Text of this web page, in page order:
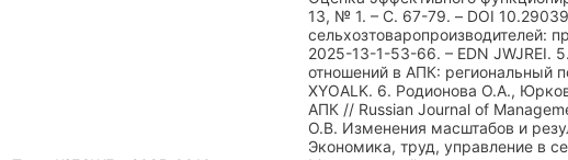
13, № 1. – С. 67-79. – DOI
сельхозтоваропроизводителей:
2025-13-1-53-66. – EDN JWJREI.
отношений в АПК: региональный
XYOALK. 6. Родионова О.А.,
АПК // Russian Journal of
О.В. Изменения масштабов и
Экономика, труд, управление в